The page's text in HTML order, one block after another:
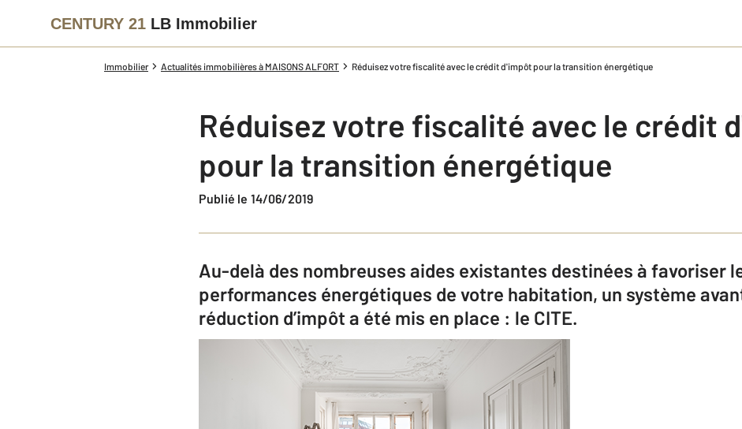
CENTURY 21 LB Immobilier
Immobilier Actualités immobilières à MAISONS ALFORT Réduisez votre fiscalité avec le crédit d'impôt pour la transition énergétique
Réduisez votre fiscalité avec le crédit
pour la transition énergétique
Publié le 14/06/2019
Au-delà des nombreuses aides existantes destinées à favoriser
performances énergétiques de votre habitation, un système
réduction d’impôt a été mis en place : le CITE.